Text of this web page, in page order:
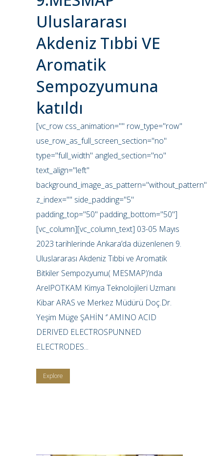
Uluslararası
Akdeniz Tıbbi VE
Aromatik
Sempozyumuna
katıldı
[vc_row css_animation="" row_type="row"
use_row_as_full_screen_section="no"
type="full_width" angled_section="no"
text_align="left"
background_image_as_pattern="without_pattern"
z_index="" side_padding="5"
padding_top="50" padding_bottom="50"]
[vc_column][vc_column_text] 03-05 Mayıs
2023 tarihlerinde Ankara’da düzenlenen 9.
Uluslararası Akdeniz Tıbbi ve Aromatik
Bitkiler Sempozyumu( MESMAP)’nda
ArelPOTKAM Kimya Teknolojileri Uzmanı
Kibar ARAS ve Merkez Müdürü Doç.Dr.
Yeşim Müge ŞAHİN ‘’ AMINO ACID
DERIVED ELECTROSPUNNED
ELECTRODES...
Explore